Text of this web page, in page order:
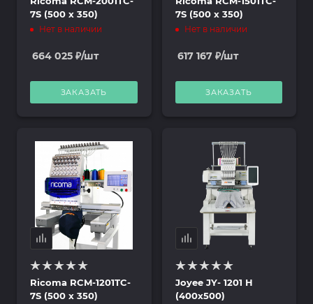
7S (500 х 350)
Нет в наличии
664 025 ₽/шт
ЗАКАЗАТЬ
7S (500 х 350)
Нет в наличии
617 167₽/шт
ЗАКАЗАТЬ
Ricoma RCM-1201TC-
7S (500 х 350)
Joyee JY- 1201 Н
(400х500)